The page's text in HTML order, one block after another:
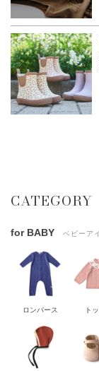
CATEGORY
for BABY ベビーア
ロンパース ト